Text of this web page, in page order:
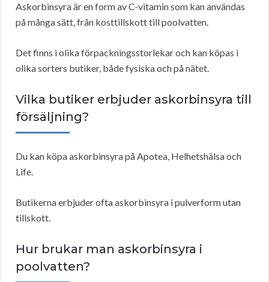
Askorbinsyra är en form av C-vitamin som kan användas
på många sätt, från kosttillskott till poolvatten.
Det finns i olika förpackningsstorlekar och kan köpas i
olika sorters butiker, både fysiska och på nätet.
Vilka butiker erbjuder askorbinsyra till
försäljning?
Du kan köpa askorbinsyra på Apotea, Helhetshälsa och
Life.
Butikerna erbjuder ofta askorbinsyra i pulverform utan
tillskott.
Hur brukar man askorbinsyra i
poolvatten?